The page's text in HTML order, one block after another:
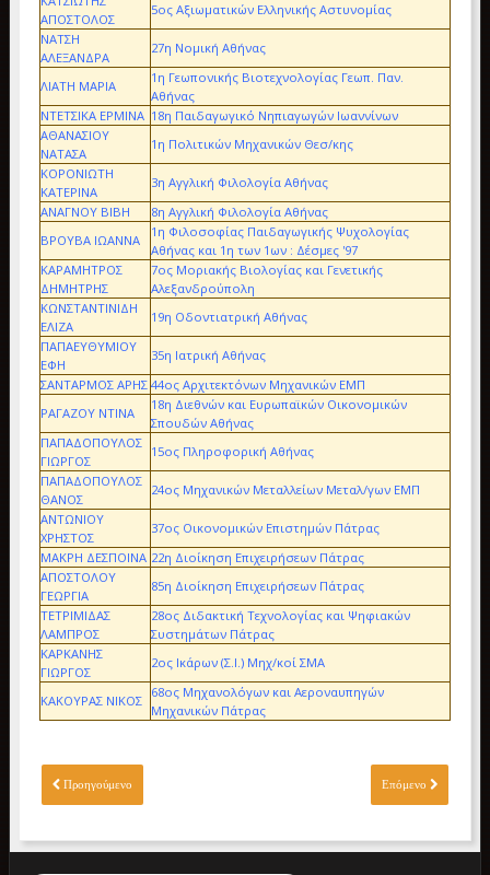
ΑΠΟΣΤΟΛΟΣ
5ος Αξιωματικών Ελληνικής Αστυνομίας
ΝΑΤΣΗ
ΑΛΕΞΑΝΔΡΑ
27η Νομική Αθήνας
ΛΙΑΤΗ ΜΑΡΙΑ
1η Γεωπονικής Βιοτεχνολογίας Γεωπ. Παν.
Αθήνας
ΝΤΕΤΣΙΚΑ ΕΡΜΙΝΑ 18η Παιδαγωγικό Νηπιαγωγών Ιωαννίνων
ΑΘΑΝΑΣΙΟΥ
ΝΑΤΑΣΑ
1η Πολιτικών Μηχανικών Θεσ/κης
ΚΟΡΟΝΙΩΤΗ
ΚΑΤΕΡΙΝΑ
3η Αγγλική Φιλολογία Αθήνας
ΑΝΑΓΝΟΥ ΒΙΒΗ
8η Αγγλική Φιλολογία Αθήνας
ΒΡΟΥΒΑ ΙΩΑΝΝΑ
1η Φιλοσοφίας Παιδαγωγικής Ψυχολογίας
Αθήνας και 1η των 1ων : Δέσμες '97
ΚΑΡΑΜΗΤΡΟΣ
ΔΗΜΗΤΡΗΣ
7ος Μοριακής Βιολογίας και Γενετικής
Αλεξανδρούπολη
ΚΩΝΣΤΑΝΤΙΝΙΔΗ
ΕΛΙΖΑ
19η Οδοντιατρική Αθήνας
ΠΑΠΑΕΥΘΥΜΙΟΥ
ΕΦΗ
35η Ιατρική Αθήνας
ΣΑΝΤΑΡΜΟΣ ΑΡΗΣ 44ος Αρχιτεκτόνων Μηχανικών ΕΜΠ
ΡΑΓΑΖΟΥ ΝΤΙΝΑ
18η Διεθνών και Ευρωπαϊκών Οικονομικών
Σπουδών Αθήνας
ΠΑΠΑΔΟΠΟΥΛΟΣ
ΓΙΩΡΓΟΣ
15ος Πληροφορική Αθήνας
ΠΑΠΑΔΟΠΟΥΛΟΣ
ΘΑΝΟΣ
24ος Μηχανικών Μεταλλείων Μεταλ/γων ΕΜΠ
ΑΝΤΩΝΙΟΥ
ΧΡΗΣΤΟΣ
37ος Οικονομικών Επιστημών Πάτρας
ΜΑΚΡΗ ΔΕΣΠΟΙΝΑ 22η Διοίκηση Επιχειρήσεων Πάτρας
ΑΠΟΣΤΟΛΟΥ
ΓΕΩΡΓΙΑ
85η Διοίκηση Επιχειρήσεων Πάτρας
ΤΕΤΡΙΜΙΔΑΣ
ΛΑΜΠΡΟΣ
28ος Διδακτική Τεχνολογίας και Ψηφιακών
Συστημάτων Πάτρας
ΚΑΡΚΑΝΗΣ
ΓΙΩΡΓΟΣ
2ος Ικάρων (Σ.Ι.) Μηχ/κοί ΣΜΑ
ΚΑΚΟΥΡΑΣ ΝΙΚΟΣ
68ος Μηχανολόγων και Αεροναυπηγών
Μηχανικών Πάτρας
Προηγούμενο Επόμενο